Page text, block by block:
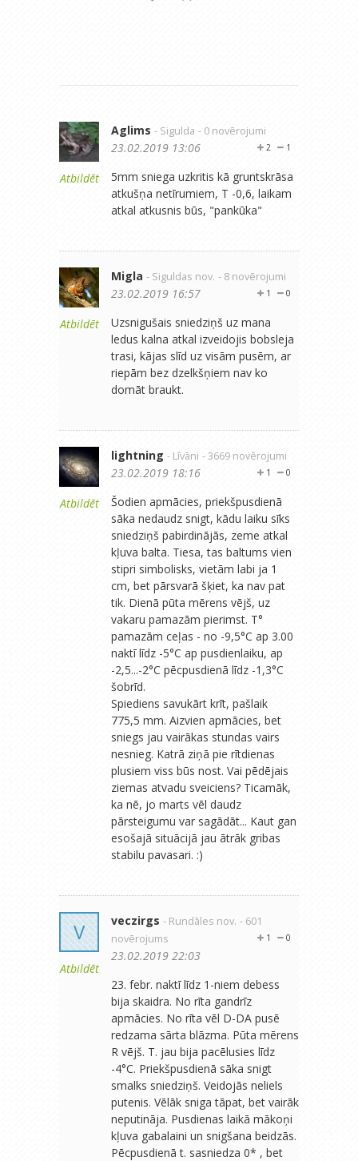
Atbildēt
Aglims - Sigulda - 0 novērojumi
1
2
23.02.2019 13:06
5mm sniega uzkritis kā gruntskrāsa
atkušņa netīrumiem, T -0,6, laikam
atkal atkusnis būs, "pankūka"
Atbildēt
Migla - Siguldas nov. - 8 novērojumi
0
1
23.02.2019 16:57
Uzsnigušais sniedziņš uz mana
ledus kalna atkal izveidojis bobsleja
trasi, kājas slīd uz visām pusēm, ar
riepām bez dzelkšņiem nav ko
domāt braukt.
Atbildēt
lightning - Līvāni - 3669 novērojumi
0
1
23.02.2019 18:16
Šodien apmācies, priekšpusdienā
sāka nedaudz snigt, kādu laiku sīks
sniedziņš pabirdinājās, zeme atkal
kļuva balta. Tiesa, tas baltums vien
stipri simbolisks, vietām labi ja 1
cm, bet pārsvarā šķiet, ka nav pat
tik. Dienā pūta mērens vējš, uz
vakaru pamazām pierimst. T°
pamazām ceļas - no -9,5°C ap 3.00
naktī līdz -5°C ap pusdienlaiku, ap
-2,5...-2°C pēcpusdienā līdz -1,3°C
šobrīd.
Spiediens savukārt krīt, pašlaik
775,5 mm. Aizvien apmācies, bet
sniegs jau vairākas stundas vairs
nesnieg. Katrā ziņā pie rītdienas
plusiem viss būs nost. Vai pēdējais
ziemas atvadu sveiciens? Ticamāk,
ka nē, jo marts vēl daudz
pārsteigumu var sagādāt... Kaut gan
esošajā situācijā jau ātrāk gribas
stabilu pavasari. :)
V
Atbildēt
veczirgs - Rundāles nov. - 601
novērojums
0
1
23.02.2019 22:03
23. febr. naktī līdz 1-niem debess
bija skaidra. No rīta gandrīz
apmācies. No rīta vēl D-DA pusē
redzama sārta blāzma. Pūta mērens
R vējš. T. jau bija pacēlusies līdz
-4°C. Priekšpusdienā sāka snigt
smalks sniedziņš. Veidojās neliels
putenis. Vēlāk sniga tāpat, bet vairāk
neputināja. Pusdienas laikā mākoņi
kļuva gabalaini un snigšana beidzās.
Pēcpusdienā t. sasniedza 0* , bet